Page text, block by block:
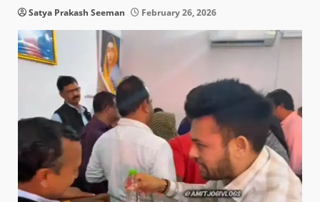
Satya Prakash Seeman February 26, 2026